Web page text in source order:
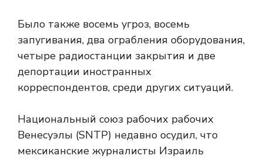
Было также восемь угроз, восемь
запугивания, два ограбления оборудования,
четыре радиостанции закрытия и две
депортации иностранных
корреспондентов, среди других ситуаций.
Национальный союз рабочих рабочих
Венесуэлы (SNTP) недавно осудил, что
мексиканские журналисты Израиль